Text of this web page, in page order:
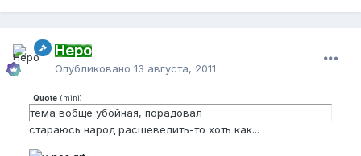
Неро
Опубликовано 13 августа, 2011
Quote (mini)
тема вобще убойная, порадовал
стараюсь народ расшевелить-то хоть как...